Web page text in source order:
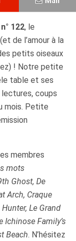
122, le
de l’amour à la
petits oiseaux
! Notre petite
table et ses
coups
mois. Petite
membres
mots
Ghost, De
Arch, Craque
Le Grand
Ichinose Family’s
Beach. N’hésitez